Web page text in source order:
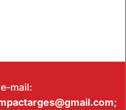
mail:
;